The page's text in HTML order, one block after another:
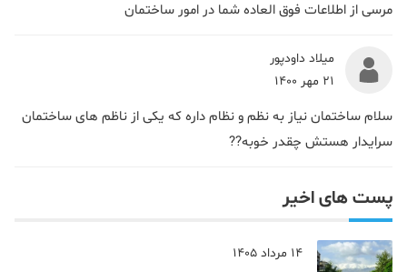
مرسی از اطلاعات فوق العاده شما در امور ساختمان
میلاد داودپور
21 مهر 1400
سلام ساختمان نیاز به نظم و نظام داره که یکی از ناظم های ساختمان
سرایدار هستش چقدر خوبه??
پست های اخیر
14 مرداد 1405